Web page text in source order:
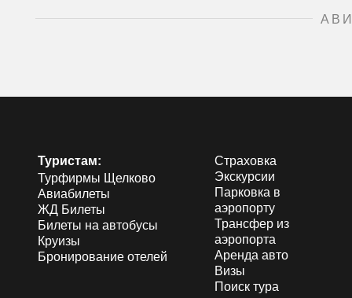
Туристам:
Турфирмы Щелково
Авиабилеты
ЖД Билеты
Билеты на автобусы
Круизы
Бронирование отелей
Страховка
Экскурсии
Парковка в
аэропорту
Трансфер из
аэропорта
Аренда авто
Визы
Поиск тура